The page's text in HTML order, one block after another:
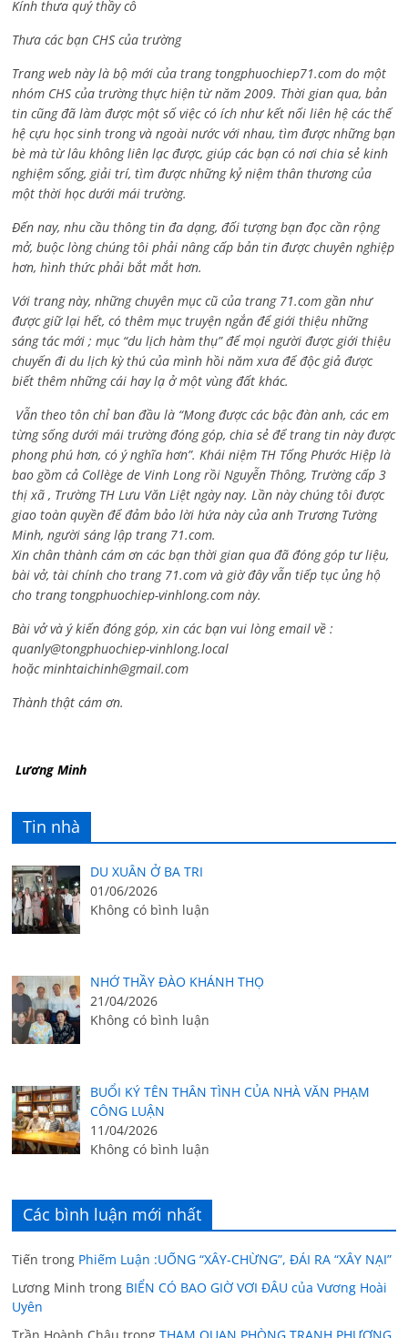
Kính thưa quý thầy cô
Thưa các bạn CHS của trường
Trang web này là bộ mới của trang tongphuochiep71.com do một
nhóm CHS của trường thực hiện từ năm 2009. Thời gian qua, bản
tin cũng đã làm được một số việc có ích như kết nối liên hệ các thế
hệ cựu học sinh trong và ngoài nước với nhau, tìm được những bạn
bè mà từ lâu không liên lạc được, giúp các bạn có nơi chia sẻ kinh
nghiệm sống, giải trí, tìm được những kỷ niệm thân thương của
một thời học dưới mái trường.
Đến nay, nhu cầu thông tin đa dạng, đối tượng bạn đọc cần rộng
mở, buộc lòng chúng tôi phải nâng cấp bản tin được chuyên nghiệp
hơn, hình thức phải bắt mắt hơn.
Với trang này, những chuyên mục cũ của trang 71.com gần như
được giữ lại hết, có thêm mục truyện ngắn để giới thiệu những
sáng tác mới ; mục “du lịch hàm thụ” để mọi người được giới thiệu
chuyến đi du lịch kỳ thú của mình hồi năm xưa để độc giả được
biết thêm những cái hay lạ ở một vùng đất khác.
Vẫn theo tôn chỉ ban đầu là “Mong được các bậc đàn anh, các em
từng sống dưới mái trường đóng góp, chia sẻ để trang tin này được
phong phú hơn, có ý nghĩa hơn”. Khái niệm TH Tống Phước Hiệp là
bao gồm cả Collège de Vinh Long rồi Nguyễn Thông, Trường cấp 3
thị xã , Trường TH Lưu Văn Liệt ngày nay. Lần này chúng tôi được
giao toàn quyền để đảm bảo lời hứa này của anh Trương Tường
Minh, người sáng lập trang 71.com.
Xin chân thành cám ơn các bạn thời gian qua đã đóng góp tư liệu,
bài vở, tài chính cho trang 71.com và giờ đây vẫn tiếp tục ủng hộ
cho trang tongphuochiep-vinhlong.com này.
Bài vở và ý kiến đóng góp, xin các bạn vui lòng email về :
quanly@tongphuochiep-vinhlong.local
hoặcminhtaichinh@gmail.com
Thành thật cám ơn.
Lương Minh
Tin nhà
DU XUÂN Ở BA TRI
01/06/2026
Không có bình luận
NHỚ THẦY ĐÀO KHÁNH THỌ
21/04/2026
Không có bình luận
BUỔI KÝ TÊN THÂN TÌNH CỦA NHÀ VĂN PHẠM
CÔNG LUẬN
11/04/2026
Không có bình luận
Các bình luận mới nhất
Tiến trong Phiếm Luận :UỐNG “XÂY-CHỪNG”, ĐÁI RA “XÂY NẠI”
Lương Minh trong BIỂN CÓ BAO GIỜ VƠI ĐÂU của Vương Hoài
Uyên